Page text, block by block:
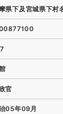
県下及宮城県下村
官
05年09月